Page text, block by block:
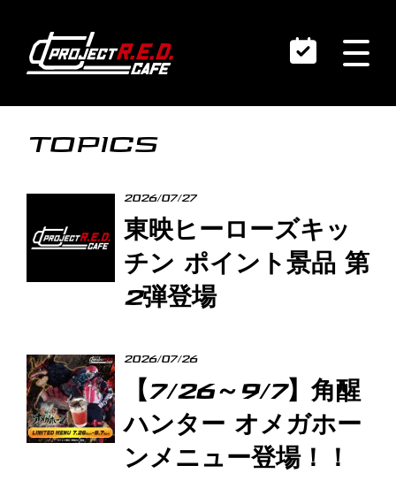
TOPICS
2026/07/27
東映ヒーローズキッ
チン ポイント景品 第
2弾登場
2026/07/26
【7/26～9/7】角醒
ハンター オメガホー
ンメニュー登場！！